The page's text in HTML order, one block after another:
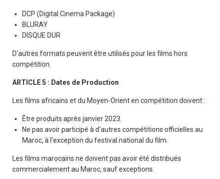
DCP (Digital Cinema Package)
BLURAY
DISQUE DUR
D'autres formats peuvent être utilisés pour les films hors
compétition.
ARTICLE 5 : Dates de Production
Les films africains et du Moyen-Orient en compétition doivent :
Être produits après janvier 2023.
Ne pas avoir participé à d'autres compétitions officielles au
Maroc, à l'exception du festival national du film.
Les films marocains ne doivent pas avoir été distribués
commercialement au Maroc, sauf exceptions.